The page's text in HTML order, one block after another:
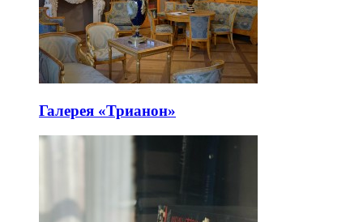
Галерея «Трианон»